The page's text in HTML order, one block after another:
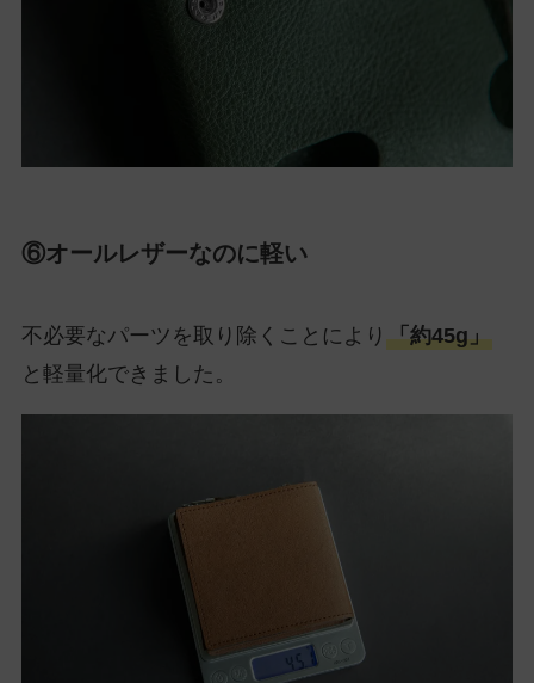
⑥オールレザーなのに軽い
不必要なパーツを取り除くことにより 「約45g」
と軽量化できました。